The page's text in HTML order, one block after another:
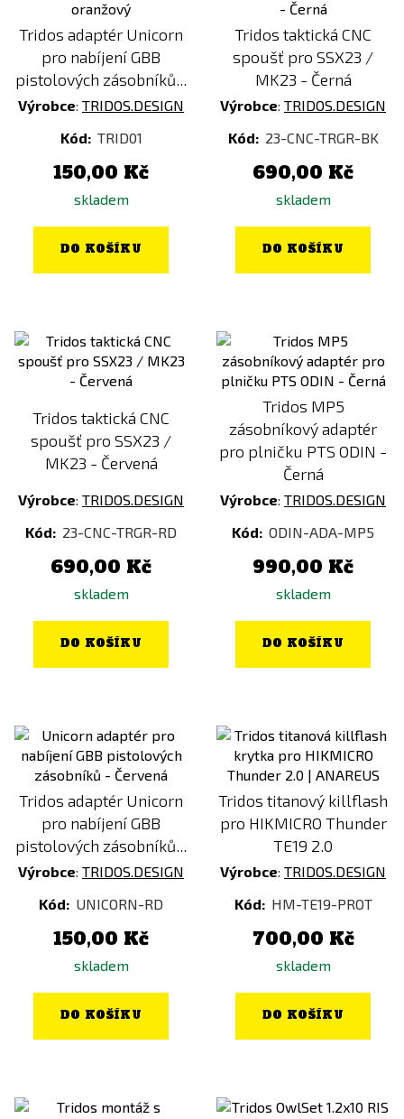
Červená
Oranžová
Šedá
Stříbrná
Transparentní
Zelená
Tridos adaptér Unicorn
pro nabíjení GBB
pistolových zásobníků...
Výrobce: TRIDOS.DESIGN
Kód: TRID01
150,00 Kč
skladem
DO KOŠÍKU
Tridos taktická CNC
spoušť pro SSX23 /
MK23 - Černá
Výrobce: TRIDOS.DESIGN
Kód: 23-CNC-TRGR-BK
690,00 Kč
skladem
DO KOŠÍKU
Tridos taktická CNC
spoušť pro SSX23 /
MK23 - Červená
Výrobce: TRIDOS.DESIGN
Kód: 23-CNC-TRGR-RD
690,00 Kč
skladem
DO KOŠÍKU
Tridos MP5
zásobníkový adaptér
pro plničku PTS ODIN -
Černá
Výrobce: TRIDOS.DESIGN
Kód: ODIN-ADA-MP5
990,00 Kč
skladem
DO KOŠÍKU
Tridos adaptér Unicorn
pro nabíjení GBB
pistolových zásobníků...
Výrobce: TRIDOS.DESIGN
Kód: UNICORN-RD
150,00 Kč
skladem
DO KOŠÍKU
Tridos titanový killflash
pro HIKMICRO Thunder
TE19 2.0
Výrobce: TRIDOS.DESIGN
Kód: HM-TE19-PROT
700,00 Kč
skladem
DO KOŠÍKU